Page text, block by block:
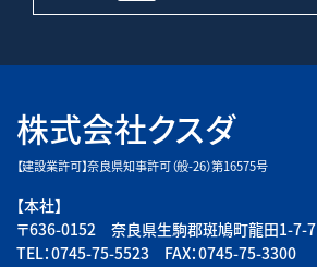
株式会社クスダ
【建設業許可】奈良県知事許可（般-26）第16575号
【本社】
〒636-0152 奈良県生駒郡斑鳩町龍田1-7-7
TEL：0745-75-5523 FAX：0745-75-3300